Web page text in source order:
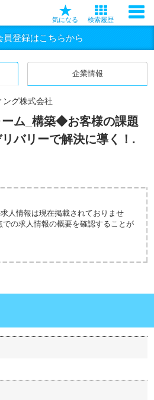
気になる 検索履歴
員登録はこちらから
企業情報
ング株式会社
ム_構築◆お客様の課題
バリーで解決に導く！.
人情報は現在掲載されておりませ
の求人情報の概要を確認することが